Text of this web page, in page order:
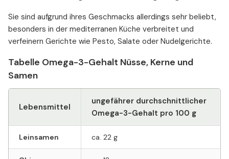
Sie sind aufgrund ihres Geschmacks allerdings sehr beliebt,
besonders in der mediterranen Küche verbreitet und
verfeinern Gerichte wie Pesto, Salate oder Nudelgerichte.
Tabelle Omega-3-Gehalt Nüsse, Kerne und
Samen
Lebensmittel
ungefährer durchschnittlicher
Omega-3-Gehalt pro 100 g
Leinsamen ca. 22 g